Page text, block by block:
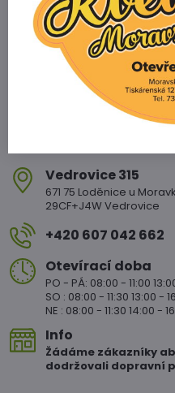
Zahradnictví
Vedrovice 315
671 75 Loděnice u
29CF+J4W Vedrovice
+420 607 042 662
Otevírací doba
PO - PÁ: 08:00 - 11:00
SO : 08:00 - 11:30 13:00 -
NE : 08:00 - 11:30 14:00 -
Info
Žádáme zákazníky
dodržovali dopravní